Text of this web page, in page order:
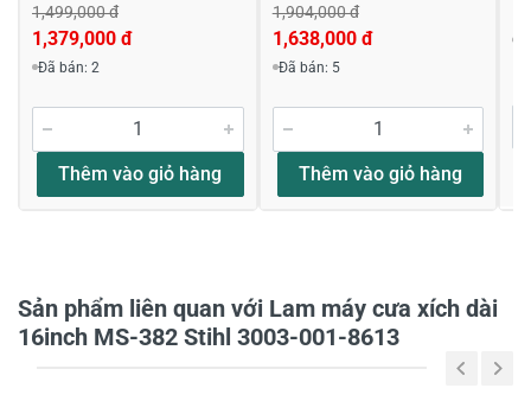
Xin thông tin chi tiết về sản phẩm này
18/10/2021
1,499,000 đ
1,379,000 đ
Đã bán: 2
Thêm vào giỏ hàng
1,904,000 đ
1,638,000 đ
Đã bán: 5
Thêm vào giỏ hàng
Sản phẩm liên quan với Lam máy cưa xích dài
16inch MS-382 Stihl 3003-001-8613